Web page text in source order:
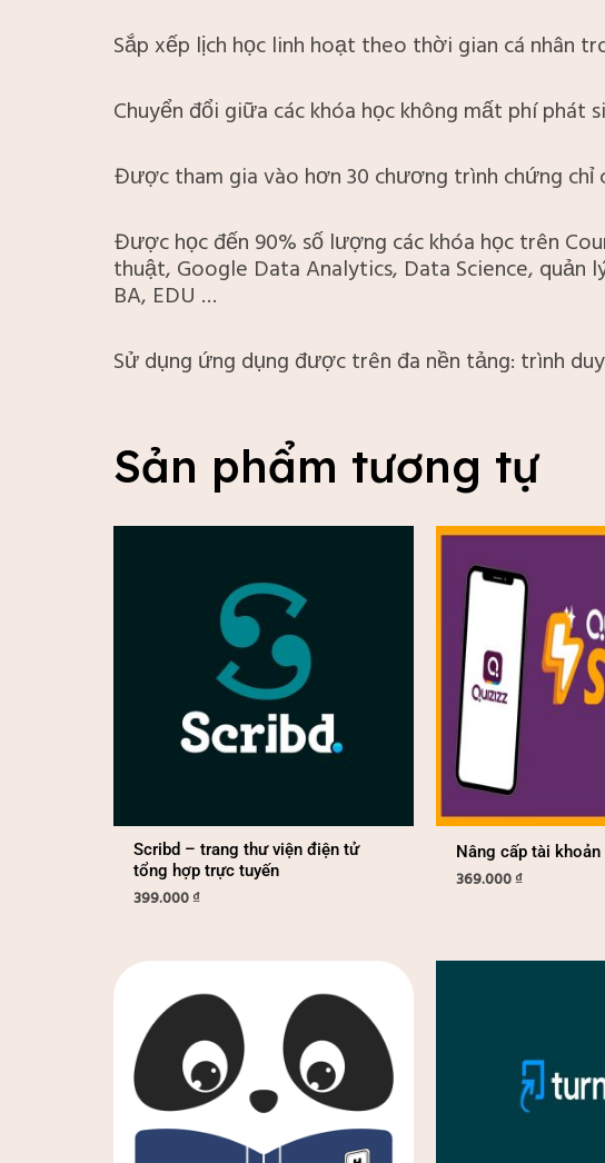
Sắp xếp lịch học linh hoạt theo thời gian cá nhân
Chuyển đổi giữa các khóa học không mất phí phát
Được tham gia vào hơn 30 chương trình chứng chỉ
Được học đến 90% số lượng các khóa học trên
thuật, Google Data Analytics, Data Science, quản
BA, EDU …
Sử dụng ứng dụng được trên đa nền tảng: trình
Sản phẩm tương tự
Scribd – trang thư viện điện tử
tổng hợp trực tuyến
399.000₫
Nâng cấp tài
369.000₫